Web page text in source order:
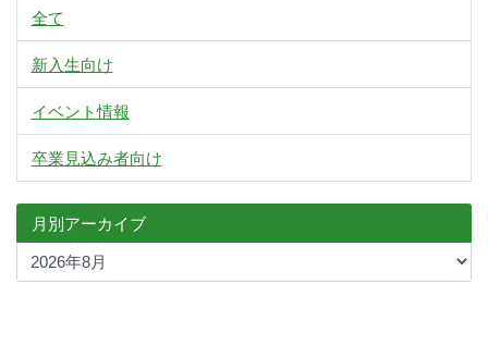
全て
新入生向け
イベント情報
卒業見込み者向け
月別アーカイブ